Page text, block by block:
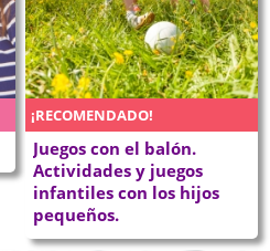
¡RECOMENDADO!
Juegos con el balón.
Actividades y juegos
infantiles con los hijos
pequeños.